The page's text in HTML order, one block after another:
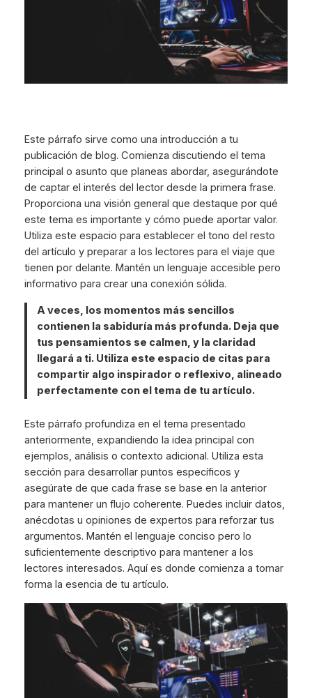
Este párrafo sirve como una introducción a tu
publicación de blog. Comienza discutiendo el tema
principal o asunto que planeas abordar, asegurándote
de captar el interés del lector desde la primera frase.
Proporciona una visión general que destaque por qué
este tema es importante y cómo puede aportar valor.
Utiliza este espacio para establecer el tono del resto
del artículo y preparar a los lectores para el viaje que
tienen por delante. Mantén un lenguaje accesible pero
informativo para crear una conexión sólida.
A veces, los momentos más sencillos
contienen la sabiduría más profunda. Deja que
tus pensamientos se calmen, y la claridad
llegará a ti. Utiliza este espacio de citas para
compartir algo inspirador o reflexivo, alineado
perfectamente con el tema de tu artículo.
Este párrafo profundiza en el tema presentado
anteriormente, expandiendo la idea principal con
ejemplos, análisis o contexto adicional. Utiliza esta
sección para desarrollar puntos específicos y
asegúrate de que cada frase se base en la anterior
para mantener un flujo coherente. Puedes incluir datos,
anécdotas u opiniones de expertos para reforzar tus
argumentos. Mantén el lenguaje conciso pero lo
suficientemente descriptivo para mantener a los
lectores interesados. Aquí es donde comienza a tomar
forma la esencia de tu artículo.